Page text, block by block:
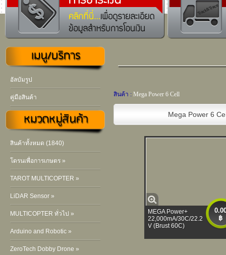
อัลบัมรูป
คู่มือสินค้า
สินค้าทั้งหมด (1840)
โดรนเพื่อการเกษตร »
TAROT MULTICOPTER »
LiDAR Sensor »
MULTICOPTER ทั่วไป »
Arduino and Robotic »
ZeroTech Dobby Drone »
สินค้า : Mega Power 6 Cell
Mega Power 6
฿
MEGA Power+
22,000mA/30C/22.2
V (Brust 60C)